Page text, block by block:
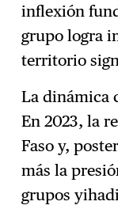
inflexión
grupo logra
territorio
La dinámica
En 2023, la
Faso y,
más la
grupos